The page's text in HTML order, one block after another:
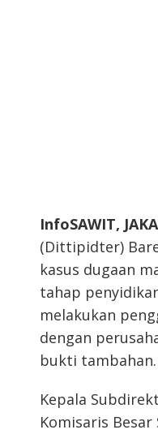
InfoSAWIT,
(Dittipidter)
kasus dugaan
tahap
melakukan
dengan
bukti tambahan.
Kepala
Komisaris